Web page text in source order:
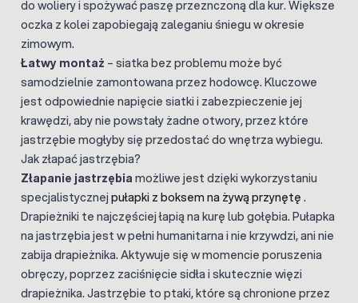
do woliery i spożywać paszę przeznczoną dla kur. Większe
oczka z kolei zapobiegają zaleganiu śniegu w okresie
zimowym.
Łatwy montaż – siatka bez problemu może być
samodzielnie zamontowana przez hodowcę. Kluczowe
jest odpowiednie napięcie siatki i zabezpieczenie jej
krawędzi, aby nie powstały żadne otwory, przez które
jastrzębie mogłyby się przedostać do wnętrza wybiegu.
Jak złapać jastrzębia?
Złapanie jastrzębia możliwe jest dzięki wykorzystaniu
specjalistycznej pułapki z boksem na żywą przynętę .
Drapieżniki te najczęściej łapią na kurę lub gołębia. Pułapka
na jastrzębia jest w pełni humanitarna i nie krzywdzi, ani nie
zabija drapieżnika. Aktywuje się w momencie poruszenia
obręczy, poprzez zaciśnięcie sidła i skutecznie więzi
drapieżnika. Jastrzębie to ptaki, które są chronione przez